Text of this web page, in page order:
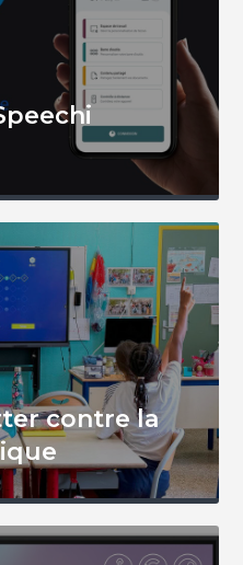
contre la